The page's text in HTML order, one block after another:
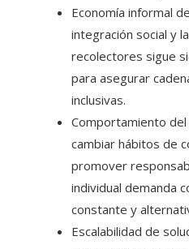
Economía informal
integración social y
recolectores sigue
para asegurar
inclusivas.
Comportamiento
cambiar hábitos de
promover
individual demanda
constante y
Escalabilidad de